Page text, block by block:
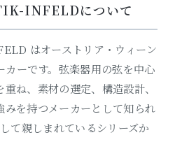
INFELDについて
はオーストリア・ウィーン
カーです。弦楽器用の弦を中心
ね、素材の選定、構造設計、
みを持つメーカーとして知られ
て親しまれているシリーズか